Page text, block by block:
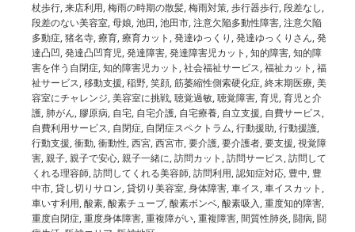
杖歩行,来店利用,梅雨の時期の散髪,梅雨対策,歩行器歩行,段差なし,
段差のない美容室,母娘,池田,池田市,注意欠陥多動性障害,注意欠陥
多動症,猪名寺,療育,療育カット,発達ゆっくり,発達ゆっくりさん,発
達凸凹,発達凸凹育児,発達障害,発達障害児カット,知的障害,知的障
害を伴う自閉症,知的障害児カット,社会福祉サービス,福祉カット,福
祉サービス,移動支援,稲野,笑顔,筋萎縮性側索硬化症,終末期医療,美
容室にチャレンジ,美容室に挑戦,聴覚過敏,聴覚障害,育児,育児と介
護,肺がん,膠原病, 自宅, 自宅介護, 自宅療養, 自立支援, 自費サービス,
自費利用サービス, 自閉症, 自閉症スペクトラム,行動援助,行動援護,
行動支援,衝動,衝動性,西宮,西宮市,要介護,要介護者,要支援,視覚障
害,親子,親子で安心,親子一緒に,訪問カット,訪問サービス,訪問して
くれる理容師,訪問してくれる美容師,訪問利用,認知症対応,豊中,豊
中市,貸し切りサロン,貸切り美容室,身体障害,車イス,車イスカット,
車いす利用,酸素,酸素チューブ,酸素ボンベ,酸素吸入,重度知的障害,
重度自閉症,重度身体障害,重複障がい,重複障害,間質性肺炎,闘病,闘